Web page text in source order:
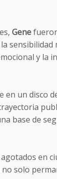
Gene
sensibilidad
y la
en un disco
base de
en
solo